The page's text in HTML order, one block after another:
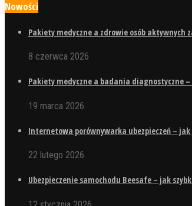
Nowości
Pakiety medyczne a zdrowie osób aktywnych
8 czerwca 2026
Pakiety medyczne a badania diagnostyczne
19 marca 2026
Internetowa porównywarka ubezpieczeń –
22 lutego 2026
Ubezpieczenie samochodu Beesafe – jak